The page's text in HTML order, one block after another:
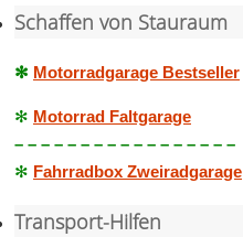
Schaffen von Stauraum
✻ Motorradgarage Bestseller
✻ Motorrad Faltgarage
– – – – – – – – – – – – – – – – –
✻ Fahrradbox Zweiradgarage
Transport-Hilfen